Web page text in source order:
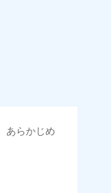
あらかじめ